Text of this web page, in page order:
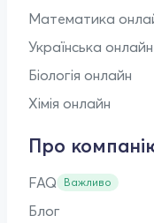
Математика
Українська онлайн
Біологія онлайн
Хімія онлайн
Про
FAQ Важливо
Блог